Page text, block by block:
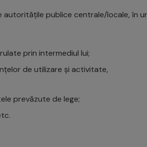
publice centrale/locale, în
prin intermediul lui;
de utilizare și activitate,
prevăzute de lege;